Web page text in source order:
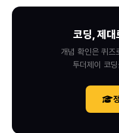
코딩, 제
개념 확인은 퀴즈
투더제이 코